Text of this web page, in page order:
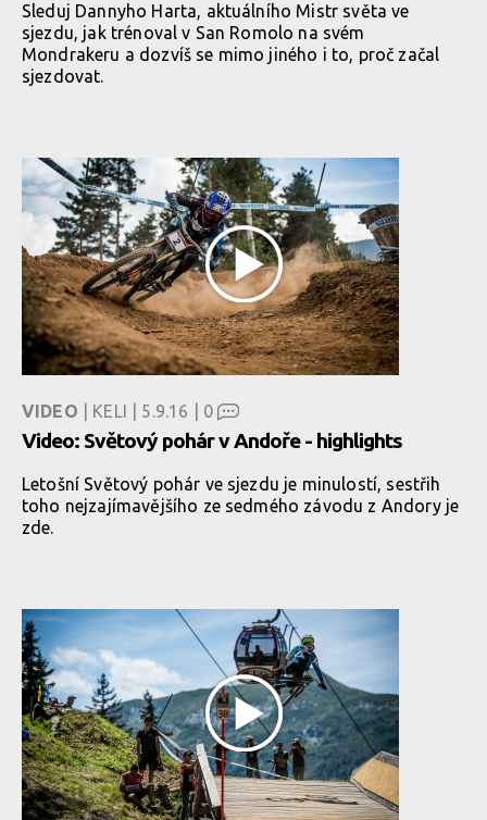
Sleduj Dannyho Harta, aktuálního Mistr světa ve
sjezdu, jak trénoval v San Romolo na svém
Mondrakeru a dozvíš se mimo jiného i to, proč začal
sjezdovat.
VIDEO | KELI | 5.9.16 | 0
Video: Světový pohár v Andoře - highlights
Letošní Světový pohár ve sjezdu je minulostí, sestřih
toho nejzajímavějšího ze sedmého závodu z Andory je
zde.